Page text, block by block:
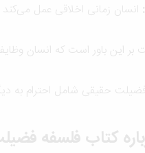
انسان زمانی اخلاقی عمل می‌کند
بر این باور است که انسان
فضیلت حقیقی شامل احترام به
کتاب فلسفه